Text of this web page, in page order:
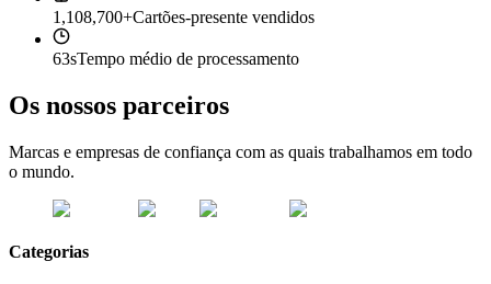
1,108,700+Cartões-presente vendidos
63sTempo médio de processamento
Os nossos parceiros
Marcas e empresas de confiança com as quais trabalhamos em todo
o mundo.
Categorias